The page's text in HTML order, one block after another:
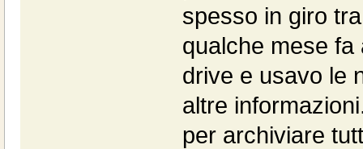
spesso in giro
qualche mese
drive e usavo le
altre
per archiviare